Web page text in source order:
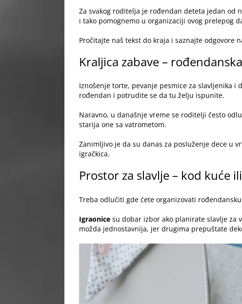
Za svakog roditelja je rođendan deteta jedan od
i tako pomognemo u organizaciji ovog prelepog
Pročitajte naš tekst do kraja i saznajte odgovore
Kraljica zabave –
Iznošenje torte, pevanje pesmice za slavljenika i
rođendan i potrudite se da tu želju ispunite.
Naravno, u današnje vreme se roditelji često
starija one sa vatrometom.
Zanimljivo je da su danas za posluženje dece u
igračkica.
Prostor za slavlje – kod kuće
Treba odlučiti gde ćete organizovati
Igraonice su dobar izbor ako planirate slavlje za
možda jednostavnija, jer drugima prepuštate